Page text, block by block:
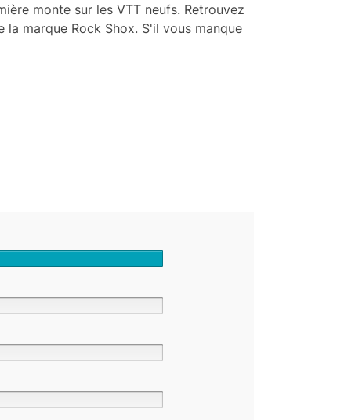
monte sur les VTT neufs. Retrouvez
marque Rock Shox. S'il vous manque